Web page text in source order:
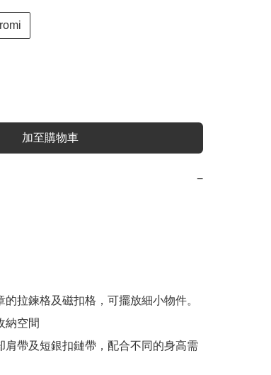
加至購物車
−
拉鍊格及磁扣格，可擺放細小物件。
納空間
肩帶及短銀扣鏈帶，配合不同的身高需